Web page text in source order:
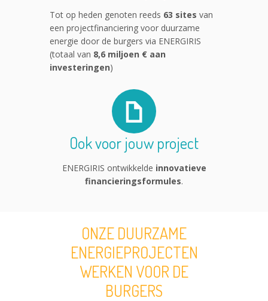
Tot op heden genoten reeds 63 sites van
een projectfinanciering voor duurzame
energie door de burgers via ENERGIRIS
(totaal van 8,6 miljoen € aan
investeringen)
Ook voor jouw project
ENERGIRIS ontwikkelde innovatieve
financieringsformules.
ONZE DUURZAME
ENERGIEPROJECTEN
WERKEN VOOR DE
BURGERS